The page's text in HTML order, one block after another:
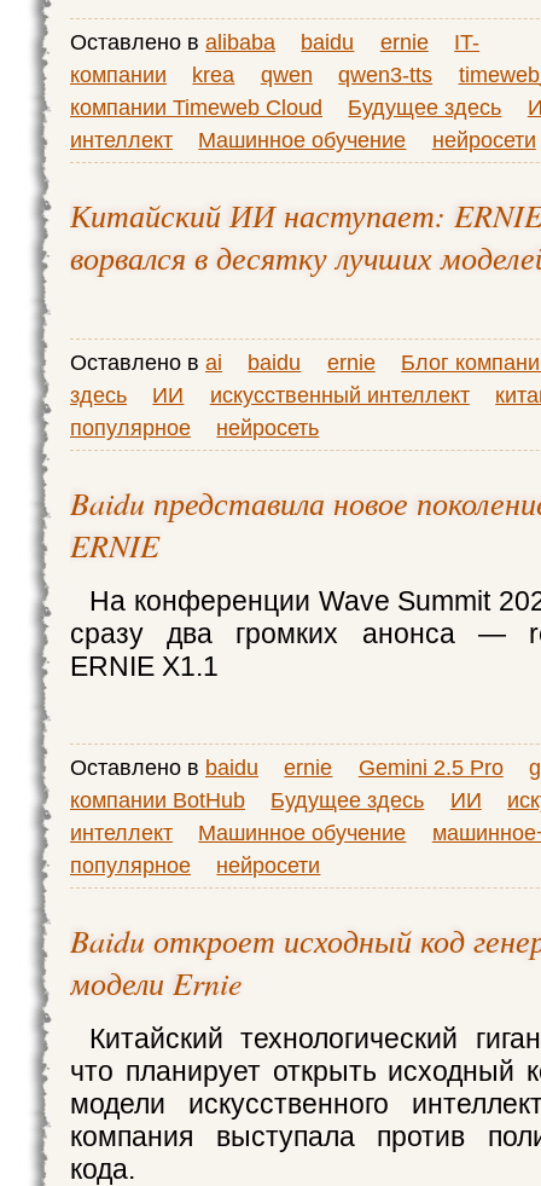
Оставлено в alibaba baidu ernie
IT-
компании
krea qwen qwen3-tts
компании Timeweb Cloud
Будущее здесь
интеллект
Машинное обучение нейросети
Китайский ИИ наступает:
ворвался в десятку лучших
Оставлено в ai baidu ernie
Блог
здесь
ИИ искусственный интеллект
популярное
нейросеть
Baidu представила новое
ERNIE
На конференции Wave Summit
сразу два громких анонса —
ERNIE X1.1
Оставлено в baidu ernie Gemini 2.5 Pro
компании BotHub
Будущее здесь ИИ
интеллект
Машинное обучение
популярное
нейросети
Baidu откроет исходный код
модели Ernie
Китайский технологический
что планирует открыть исходный
модели искусственного
компания выступала против
кода.